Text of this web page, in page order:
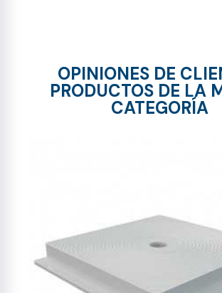
OPINIONES DE
PRODUCTOS DE LA
CATEGORÍA